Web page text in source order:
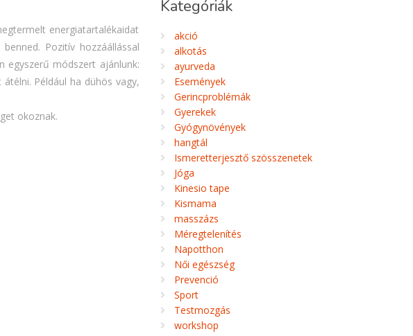
energiatartalékaidat
Pozitív hozzáállással
egyszerű módszert ajánlunk:
Például ha dühös vagy,
okoznak.
Kategóriák
akció
alkotás
ayurveda
Események
Gerincproblémák
Gyerekek
Gyógynövények
hangtál
Ismeretterjesztő szösszenetek
Jóga
Kinesio tape
Kismama
masszázs
Méregtelenítés
Napotthon
Női egészség
Prevenció
Sport
Testmozgás
workshop